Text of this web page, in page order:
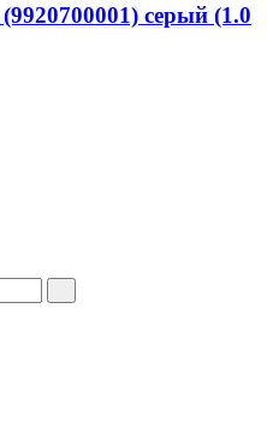
серый (1.0